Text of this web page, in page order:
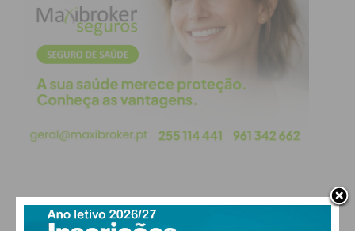
O campeonato entra agora na reta final, mas a
festa já começou em Penafiel, com os novos
campeões a festejarem uma época que ficará para
a história do clube.
Imediato
PAÇOS DE FERREIRA